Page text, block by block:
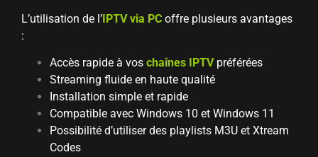
L’utilisation de l’IPTV via PC offre plusieurs avantages
:
Accès rapide à vos chaînes IPTVpréférées
Streaming fluide en haute qualité
Installation simple et rapide
Compatible avec Windows 10 et Windows 11
Possibilité d’utiliser des playlists M3U et Xtream
Codes